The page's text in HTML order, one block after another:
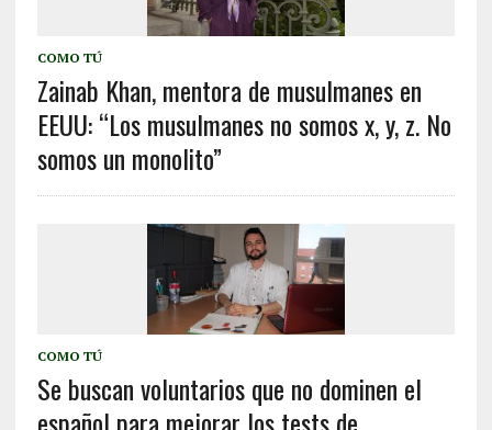
COMO TÚ
Zainab Khan, mentora de musulmanes en
EEUU: “Los musulmanes no somos x, y, z. No
somos un monolito”
COMO TÚ
Se buscan voluntarios que no dominen el
español para mejorar los tests de